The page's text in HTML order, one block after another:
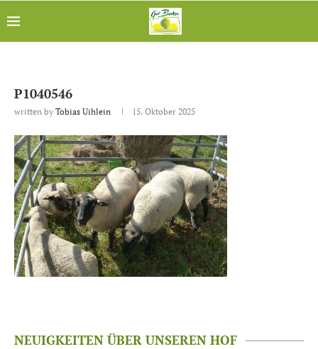
P1040546
written by Tobias Uihlein 15. Oktober 2025
NEUIGKEITEN ÜBER UNSEREN HOF